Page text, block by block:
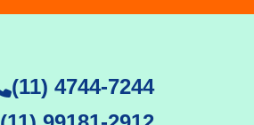
(11) 4744-7244